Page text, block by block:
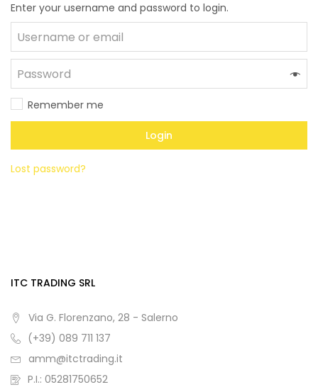
Enter your username and password to login.
Remember me
Login
Lost password?
ITC TRADING SRL
Via G. Florenzano, 28 - Salerno
(+39) 089 711 137
amm@itctrading.it
P.I.: 05281750652